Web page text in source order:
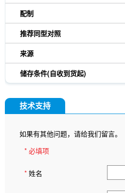
配制
推荐同型对照
来源
储存条件(自收到货起)
技术支持
如果有其他问题，请给我们留言。
* 必填项
* 姓名